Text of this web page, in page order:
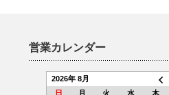
営業カレンダー
2026年 8月
日
月 火 水 木